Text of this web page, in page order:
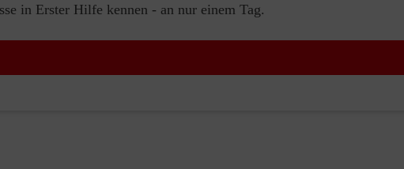
in Erster Hilfe kennen - an nur einem Tag.